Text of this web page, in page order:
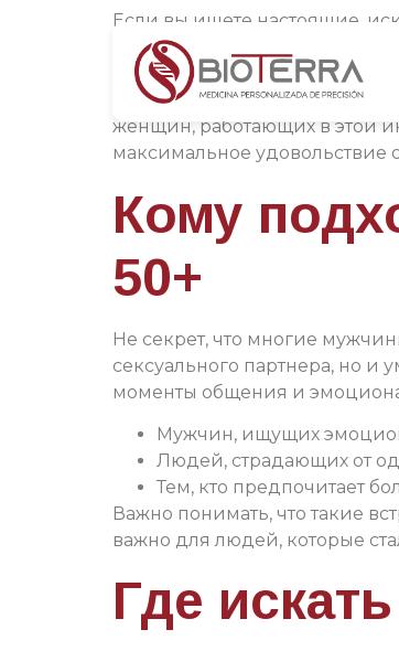
Если вы ищете настоящие,
наблюдается растущий
общение и эмоциональную
что связано не только с
женщин, работающих в этой
максимальное удовольствие
Кому
50+
Не секрет, что многие
сексуального партнера, но
моменты общения и
Мужчин, ищущих
Людей, страдающих от
Тем, кто предпочитает
Важно понимать, что такие
важно для людей, которые
Где